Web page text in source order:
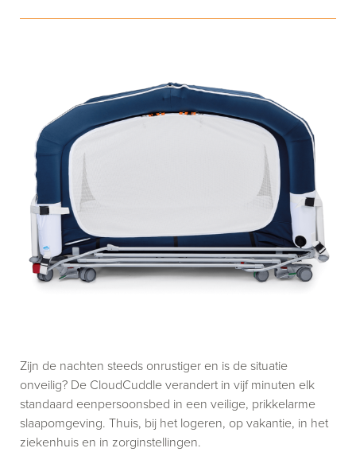
Zijn de nachten steeds onrustiger en is de situatie
onveilig? De CloudCuddle verandert in vijf minuten elk
standaard eenpersoonsbed in een veilige, prikkelarme
slaapomgeving. Thuis, bij het logeren, op vakantie, in het
ziekenhuis en in zorginstellingen.